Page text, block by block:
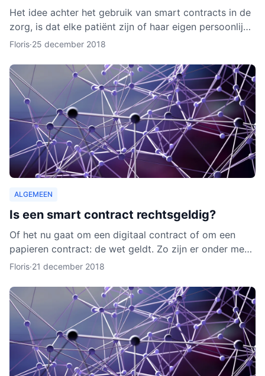
Het idee achter het gebruik van smart contracts in de
zorg, is dat elke patiënt zijn of haar eigen persoonlijke
data vanaf ieder online apparaat kan inzien en b
Floris·25 december 2018
ALGEMEEN
Is een smart contract rechtsgeldig?
Of het nu gaat om een digitaal contract of om een
papieren contract: de wet geldt. Zo zijn er onder meer
regels over de privacy van de deelnemers aan het
Floris·21 december 2018